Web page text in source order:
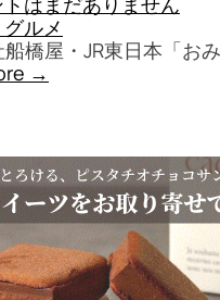
ルメ
橋屋・JR東日本「お
→